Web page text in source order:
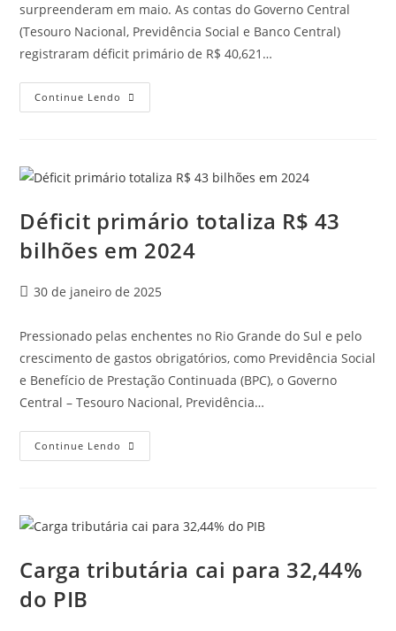
surpreenderam em maio. As contas do Governo Central
(Tesouro Nacional, Previdência Social e Banco Central)
registraram déficit primário de R$ 40,621…
Continue Lendo
Déficit primário totaliza R$ 43
bilhões em 2024
30 de janeiro de 2025
Pressionado pelas enchentes no Rio Grande do Sul e pelo
crescimento de gastos obrigatórios, como Previdência Social
e Benefício de Prestação Continuada (BPC), o Governo
Central – Tesouro Nacional, Previdência…
Continue Lendo
Carga tributária cai para 32,44%
do PIB